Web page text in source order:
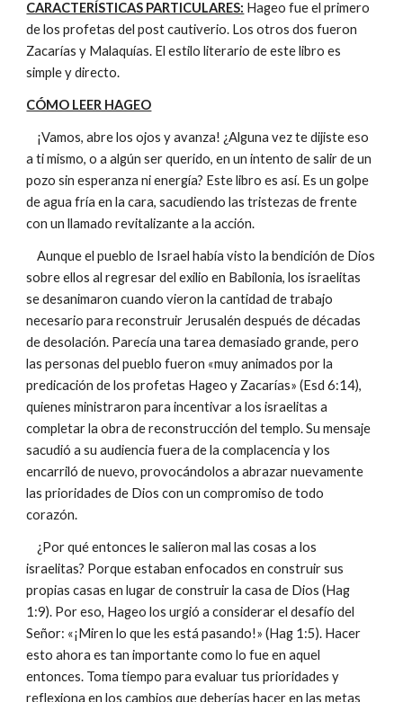
CARACTERÍSTICAS PARTICULARES: Hageo fue el primero
de los profetas del post cautiverio. Los otros dos fueron
Zacarías y Malaquías. El estilo literario de este libro es
simple y directo.
CÓMO LEER HAGEO
¡Vamos, abre los ojos y avanza! ¿Alguna vez te dijiste eso
a ti mismo, o a algún ser querido, en un intento de salir de un
pozo sin esperanza ni energía? Este libro es así. Es un golpe
de agua fría en la cara, sacudiendo las tristezas de frente
con un llamado revitalizante a la acción.
Aunque el pueblo de Israel había visto la bendición de Dios
sobre ellos al regresar del exilio en Babilonia, los israelitas
se desanimaron cuando vieron la cantidad de trabajo
necesario para reconstruir Jerusalén después de décadas
de desolación. Parecía una tarea demasiado grande, pero
las personas del pueblo fueron «muy animados por la
predicación de los profetas Hageo y Zacarías» (Esd 6:14),
quienes ministraron para incentivar a los israelitas a
completar la obra de reconstrucción del templo. Su mensaje
sacudió a su audiencia fuera de la complacencia y los
encarriló de nuevo, provocándolos a abrazar nuevamente
las prioridades de Dios con un compromiso de todo
corazón.
¿Por qué entonces le salieron mal las cosas a los
israelitas? Porque estaban enfocados en construir sus
propias casas en lugar de construir la casa de Dios (Hag
1:9). Por eso, Hageo los urgió a considerar el desafío del
Señor: «¡Miren lo que les está pasando!» (Hag 1:5). Hacer
esto ahora es tan importante como lo fue en aquel
entonces. Toma tiempo para evaluar tus prioridades y
reflexiona en los cambios que deberías hacer en las metas